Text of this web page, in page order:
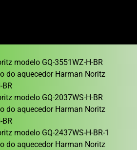
modelo GQ-3551WZ-H-BR
do aquecedor Harman Noritz
BR
modelo GQ-2037WS-H-BR
do aquecedor Harman Noritz
BR
modelo GQ-2437WS-H-BR-1
do aquecedor Harman Noritz